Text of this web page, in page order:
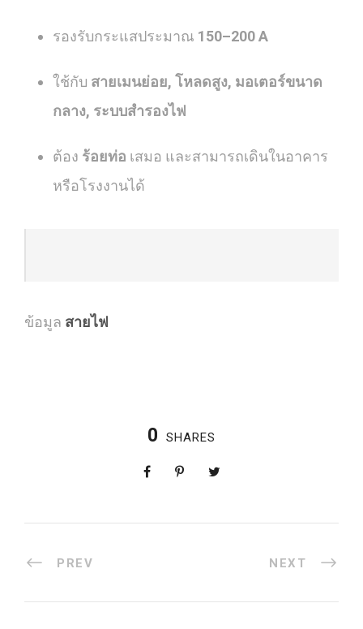
รองรับกระแสประมาณ 150–200 A
ใช้กับ สายเมนย่อย, โหลดสูง, มอเตอร์ขนาด
กลาง, ระบบสำรองไฟ
ต้อง ร้อยท่อ เสมอ และสามารถเดินในอาคาร
หรือโรงงานได้
ข้อมูล สายไฟ
0 SHARES
PREV NEXT